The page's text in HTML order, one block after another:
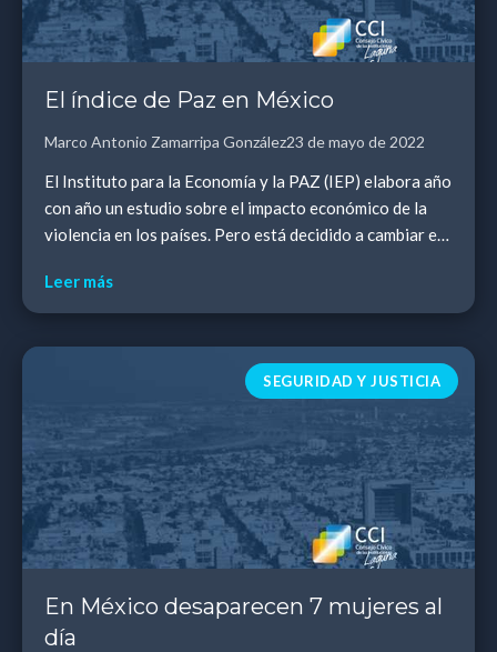
El índice de Paz en México
Marco Antonio Zamarripa González23 de mayo de 2022
El Instituto para la Economía y la PAZ (IEP) elabora año
con año un estudio sobre el impacto económico de la
violencia en los países. Pero está decidido a cambiar el
Leer más
SEGURIDAD Y JUSTICIA
En México desaparecen 7 mujeres al
día